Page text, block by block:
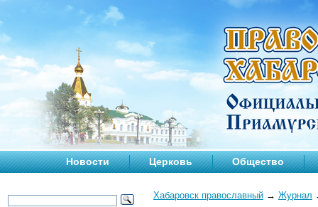
Новости Церковь Общество
Хабаровск православный → Журнал